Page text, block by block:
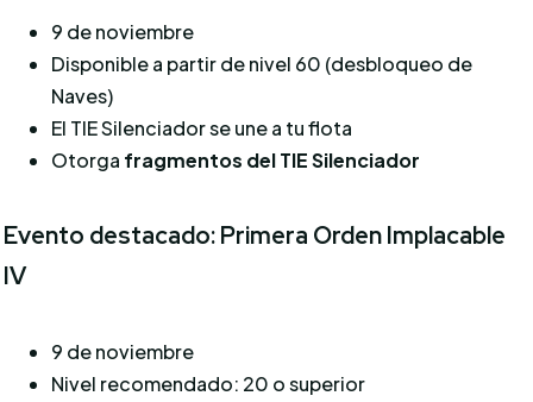
9 de noviembre
Disponible a partir de nivel 60 (desbloqueo de
Naves)
El TIE Silenciador se une a tu flota
Otorga fragmentos del TIE Silenciador
Evento destacado: Primera Orden Implacable
IV
9 de noviembre
Nivel recomendado: 20 o superior